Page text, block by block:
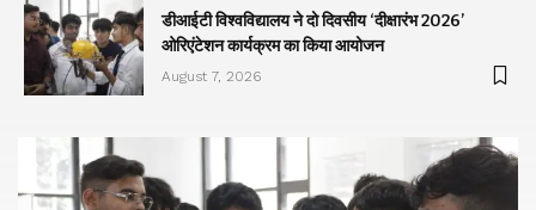
डीआईटी विश्वविद्यालय ने दो दिवसीय ‘दीक्षारंभ 2026’
ओरिएंटेशन कार्यक्रम का किया आयोजन
August 7, 2026